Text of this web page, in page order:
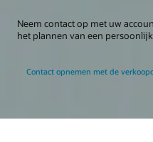
Neem contact op met uw
het plannen van een
Contact opnemen met de